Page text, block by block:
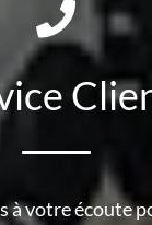
à votre écoute